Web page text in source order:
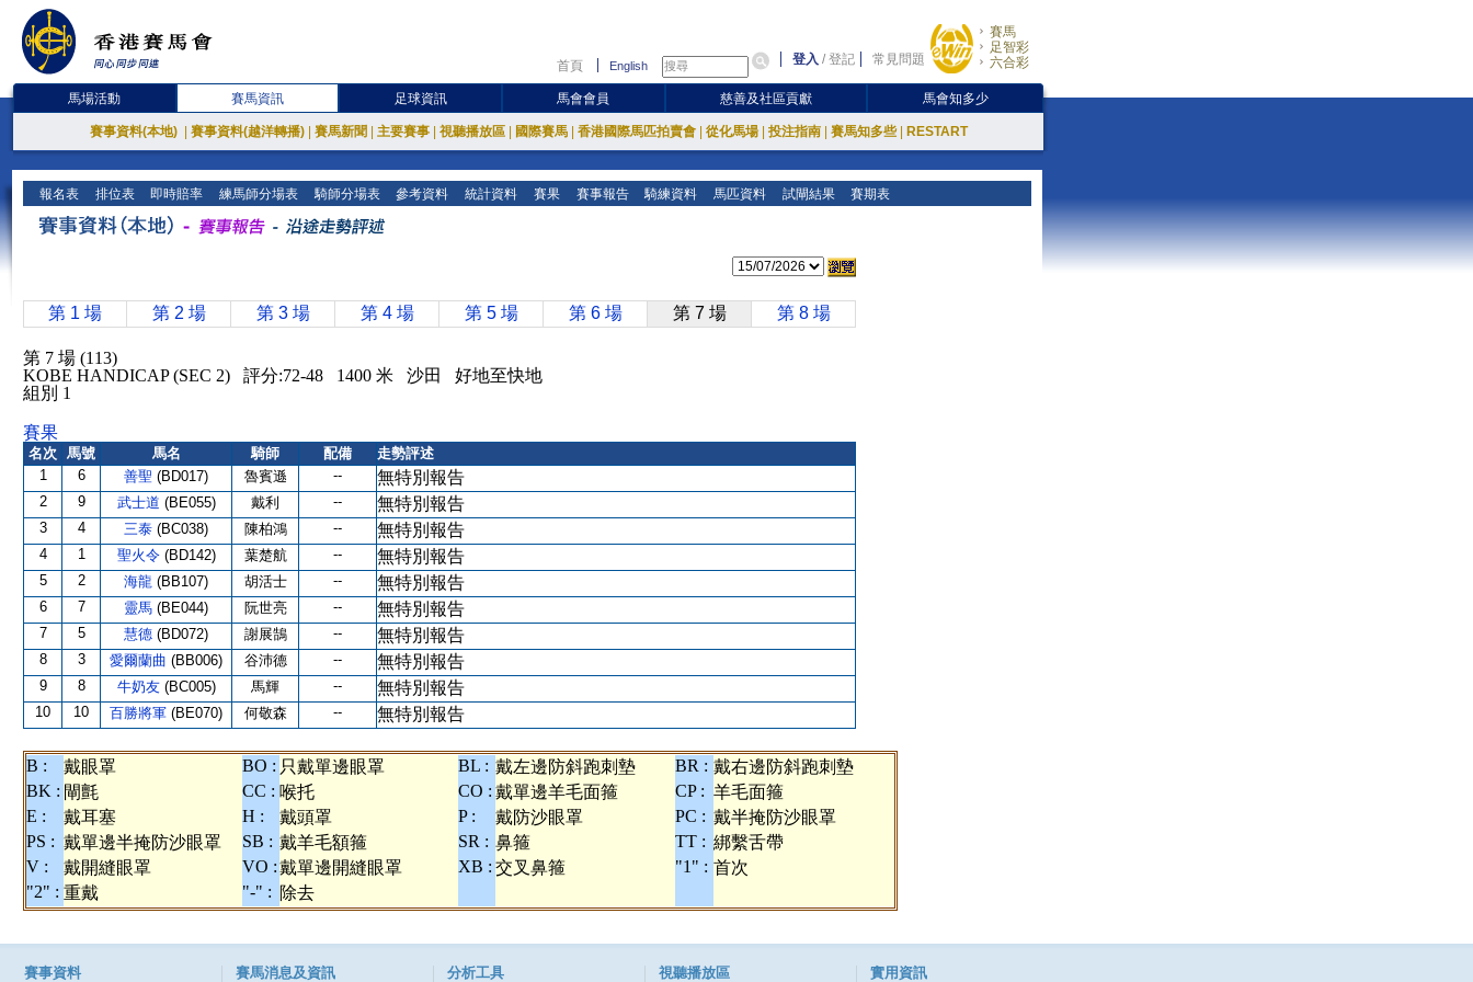
首頁 English 登入 /登記 常見問題
賽馬
足智彩
六合彩
馬場活動 賽馬資訊 足球資訊 馬會會員 慈善及社區貢獻 馬會知多少
賽事資料(本地) 賽事資料(越洋轉播) 賽馬新聞 主要賽事 視聽播放區 國際賽馬 香港國際馬匹拍賣會 從化馬場 投注指南 賽馬知多些 RESTART
報名表 排位表 即時賠率 練馬師分場表 騎師分場表 參考資料 統計資料 賽果 賽事報告 騎練資料 馬匹資料 試閘結果 賽期表
第 1 場 第 2 場 第 3 場 第 4 場 第 5 場 第 6 場 第 7 場 第 8 場
第 7 場 (113)
KOBE HANDICAP (SEC 2) 評分:72-48 1400 米 沙田 好地至快地
組別 1
賽果
名次 馬號 馬名 騎師 配備
走勢評述
1
6 善聖 (BD017) 魯賓遜 -- 無特別報告
2 9 武士道 (BE055) 戴利 -- 無特別報告
3 4 三泰 (BC038) 陳柏鴻 -- 無特別報告
4 1 聖火令 (BD142) 葉楚航 -- 無特別報告
5 2 海龍 (BB107) 胡活士 -- 無特別報告
6 7 靈馬 (BE044) 阮世亮 -- 無特別報告
7 5 慧德 (BD072) 謝展鵠 -- 無特別報告
8 3 愛爾蘭曲 (BB006) 谷沛德 -- 無特別報告
9 8 牛奶友 (BC005) 馬輝 -- 無特別報告
10 10 百勝將軍 (BE070) 何敬森 -- 無特別報告
B : 戴眼罩 BO : 只戴單邊眼罩 BL : 戴左邊防斜跑刺墊 BR : 戴右邊防斜跑刺墊
BK : 閘氈 CC : 喉托 CO : 戴單邊羊毛面箍 CP : 羊毛面箍
E :
戴耳塞 H : 戴頭罩 P : 戴防沙眼罩 PC : 戴半掩防沙眼罩
PS : 戴單邊半掩防沙眼罩 SB : 戴羊毛額箍 SR : 鼻箍 TT : 綁繫舌帶
V :
戴開縫眼罩 VO :戴單邊開縫眼罩 XB : 交叉鼻箍 "1" : 首次
"2" : 重戴 "-" : 除去
賽事資料 賽馬消息及資訊 分析工具 視聽播放區 實用資訊